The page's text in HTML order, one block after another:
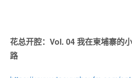
花总开腔：Vol. 04 我在柬埔寨的
路